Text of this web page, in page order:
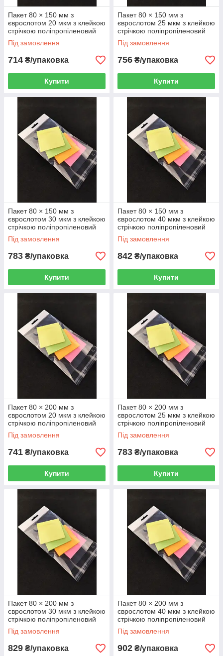
Пакет 80 × 150 мм з
єврослотом 20 мкм з клейкою
стрічкою поліпропіленовий
БОПП 1000 шт
Під замовлення
714 ₴/упаковка
Купити
Пакет 80 × 150 мм з
єврослотом 25 мкм з клейкою
стрічкою поліпропіленовий
БОПП 1000 шт
Під замовлення
756 ₴/упаковка
Купити
Пакет 80 × 150 мм з
єврослотом 30 мкм з клейкою
стрічкою поліпропіленовий
БОПП 1000 шт
Під замовлення
783 ₴/упаковка
Купити
Пакет 80 × 150 мм з
єврослотом 40 мкм з клейкою
стрічкою поліпропіленовий
БОПП 1000 шт
Під замовлення
842 ₴/упаковка
Купити
Пакет 80 × 200 мм з
єврослотом 20 мкм з клейкою
стрічкою поліпропіленовий
БОПП 1000 шт
Під замовлення
741 ₴/упаковка
Купити
Пакет 80 × 200 мм з
єврослотом 25 мкм з клейкою
стрічкою поліпропіленовий
БОПП 1000 шт
Під замовлення
783 ₴/упаковка
Купити
Пакет 80 × 200 мм з
єврослотом 30 мкм з клейкою
стрічкою поліпропіленовий
БОПП 1000 шт
Під замовлення
829 ₴/упаковка
Пакет 80 × 200 мм з
єврослотом 40 мкм з клейкою
стрічкою поліпропіленовий
БОПП 1000 шт
Під замовлення
902 ₴/упаковка